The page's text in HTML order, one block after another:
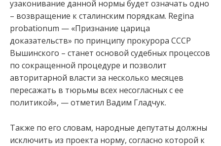
узаконивание данной нормы будет означать одно
– возвращение к сталинским порядкам. Regina
probationum — «Признание царица
доказательств» по принципу прокурора СССР
Вышинского – станет основой судебных процессов
по сокращенной процедуре и позволит
авторитарной власти за несколько месяцев
пересажать в тюрьмы всех несогласных с ее
политикой», — отметил Вадим Гладчук.
Также по его словам, народные депутаты должны
исключить из проекта норму, согласно которой к